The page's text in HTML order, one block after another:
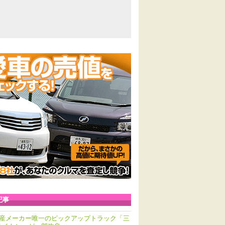
事
メーカー唯一のピックアップトラック「三